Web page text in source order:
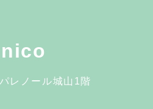
nico
レノール城山1階